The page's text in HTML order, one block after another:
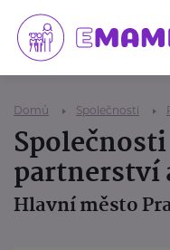
Domů Společnosti
partnerství
Hlavní město